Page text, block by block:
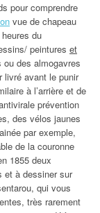
pour comprendre
vue de chapeau
du
peintures et
des almogavres
livré avant le punir
à l’arrière et de
prévention
des vélos jaunes
par exemple,
de la couronne
1855 deux
et à dessiner sur
qui vous
très rarement